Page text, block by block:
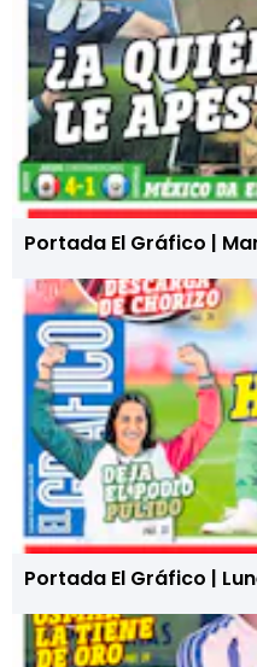
Portada El Gráfico |
Portada El Gráfico |